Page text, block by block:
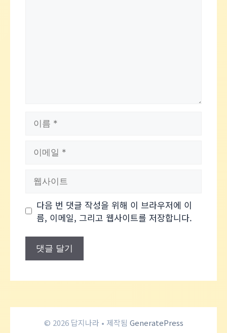
트
다음 번 댓글 작성을 위해 이 브라우저에 이
름, 이메일, 그리고 웹사이트를 저장합니다.
© 2026 답지나라 • 제작됨 GeneratePress